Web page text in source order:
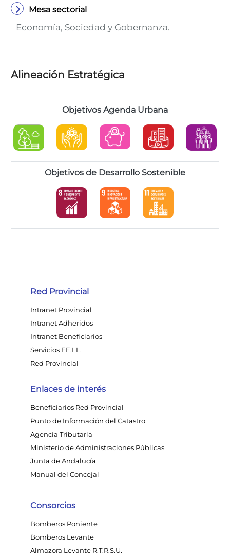
Mesa sectorial
Economía, Sociedad y Gobernanza.
Alineación Estratégica
Objetivos Agenda Urbana
Objetivos de Desarrollo Sostenible
Red Provincial
Intranet Provincial
Intranet Adheridos
Intranet Beneficiarios
Servicios EE.LL.
Red Provincial
Enlaces de interés
Beneficiarios Red Provincial
Punto de Información del Catastro
Agencia Tributaria
Ministerio de Administraciones Públicas
Junta de Andalucía
Manual del Concejal
Consorcios
Bomberos Poniente
Bomberos Levante
Almazora Levante R.T.R.S.U.